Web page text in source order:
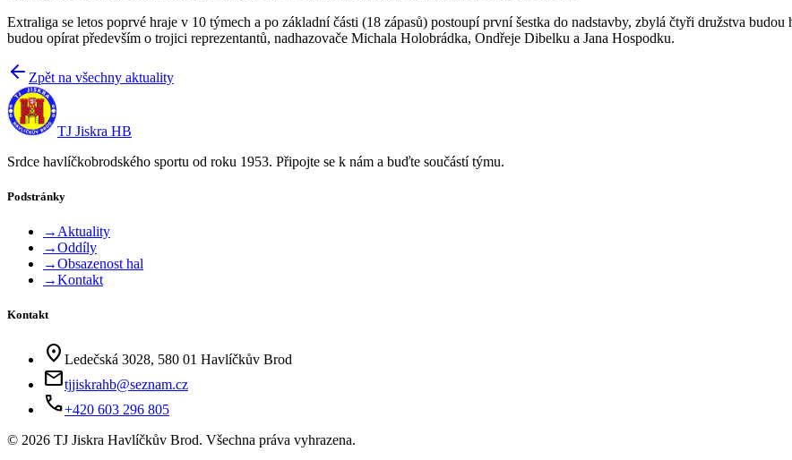
Extraliga se letos poprvé hraje v 10 týmech a po základní části (18 zápasů) postoupí první šestka do nadstavby, zbylá čtyři družstva
budou opírat především o trojici reprezentantů, nadhazovače Michala Holobrádka, Ondřeje Dibelku a Jana Hospodku.
Zpět na všechny aktuality
TJ Jiskra HB
Srdce havlíčkobrodského sportu od roku 1953. Připojte se k nám a buďte součástí týmu.
Podstránky
→ Aktuality
→Oddíly
→Obsazenost hal
→Kontakt
Kontakt
location_on Ledečská 3028, 580 01 Havlíčkův Brod
mailtjjiskrahb@seznam.cz
phone+420 603 296 805
© 2026 TJ Jiskra Havlíčkův Brod. Všechna práva vyhrazena.